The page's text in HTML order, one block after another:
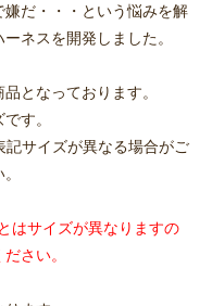
だ・・・という悩みを解
ネスを開発しました。
となっております。
す。
記サイズが異なる場合がご
はサイズが異なりますの
さい。